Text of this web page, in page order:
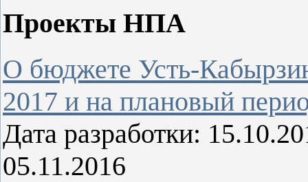
Проекты НПА
О бюджете Усть-
2017 и на плановый
Дата разработки:
05.11.2016